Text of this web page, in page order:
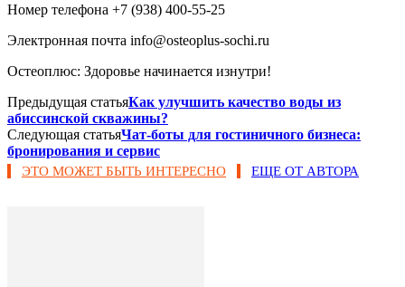
Номер телефона +7 (938) 400-55-25
Электронная почта info@osteoplus-sochi.ru
Остеоплюс: Здоровье начинается изнутри!
Предыдущая статьяКак улучшить качество воды из
абиссинской скважины?
Следующая статьяЧат-боты для гостиничного бизнеса:
бронирования и сервис
ЭТО МОЖЕТ БЫТЬ ИНТЕРЕСНО ЕЩЕ ОТ АВТОРА